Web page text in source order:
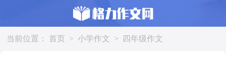
当前位置： 首页 > 小学作文 > 四年级作文